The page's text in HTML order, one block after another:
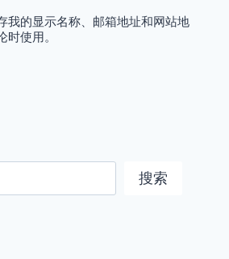
我的显示名称、邮箱地址和网站地
使用。
搜索